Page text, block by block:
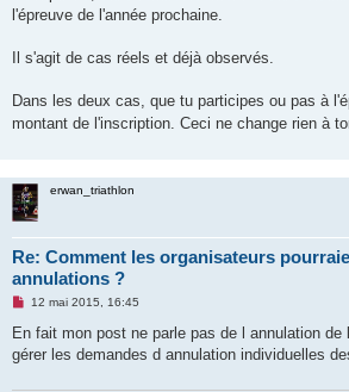
o
n
u
l'épreuve de l'année prochaine.
Il s'agit de cas réels et déjà observés.
Dans les deux cas, que tu participes ou pas à
montant de l'inscription. Ceci ne change rien à
erwan_triathlon
Re: Comment les organisateurs
annulations ?
M
s
a
12 mai 2015, 16:45
En fait mon post ne parle pas de l annulation
gérer les demandes d annulation individuelles